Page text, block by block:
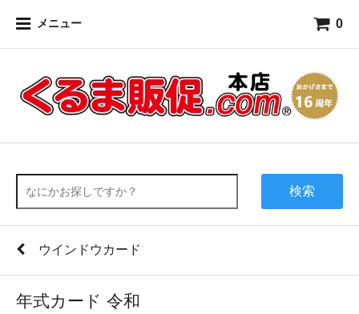
メニュー 0
検索
ウインドウカード
年式カード 令和